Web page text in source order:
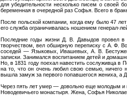
для убедительности несколько писем о своей
беременная в очередной раз Софья. Всего в
После польской компании, когда ему было 47
его служба ограничивалась ношением генерал-
Последние годы жизни Д. В. Давыдов провел в
творчеством, вел обширную переписку с А. Ф.
соседей — Языковых, Ивашевых, А. В.
записки. Занимался воспитанием детей и
Но, в 1831 году поехал навестить сослуживца в
на то, что он очень любил свою семью, ничего
вышла замуж за первого попавшегося жениха, а
Через пять лет умер — довольно еще молодым и
Новодевичьего монастыря. Жена, Софья